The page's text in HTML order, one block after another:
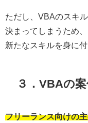
ただし、 VBAのスキ
決まってしまうため
新たなスキルを身に
３．VBAの
フリーランス向けの